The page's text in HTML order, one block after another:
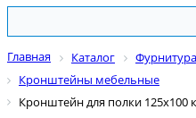
Главная Каталог
Кронштейны мебельные
Кронштейн для полки 125х100